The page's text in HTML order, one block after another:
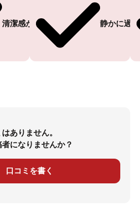
清潔感がある 静かに過
ありません。
になりませんか？
口コミを書く